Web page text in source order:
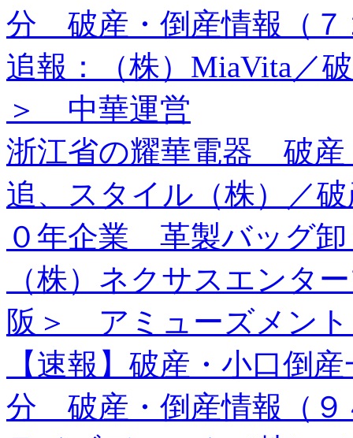
分 破産・倒産情報（７
追報：（株）MiaVita／
＞ 中華運営
浙江省の耀華電器 破
追、スタイル（株）／
０年企業 革製バッグ
（株）ネクサスエンタ
阪＞ アミューズメン
【速報】破産・小口倒
分 破産・倒産情報（９